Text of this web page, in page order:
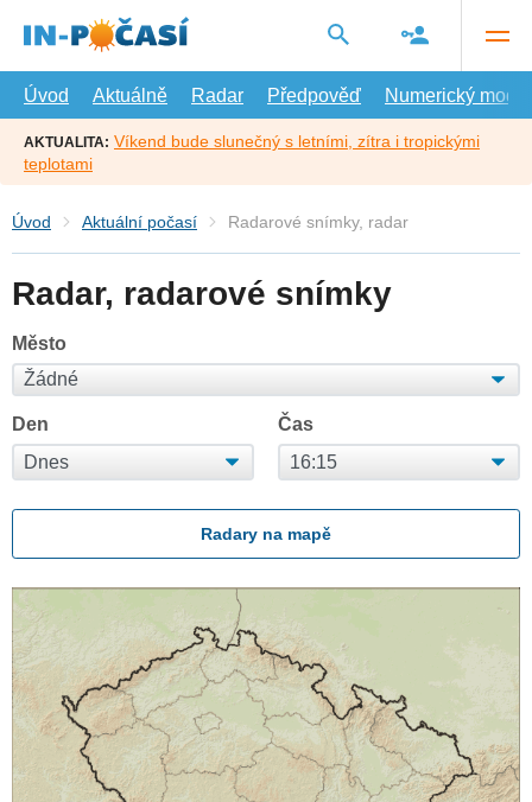
hlavní
Úvod
Aktuálně Radar Předpověď Numerický model
AKTUALITA: Víkend bude slunečný s letními, zítra i tropickými
teplotami
Úvod Aktuální počasí Radarové snímky, radar
Radar, radarové snímky
Město
Den Čas
Radary na mapě